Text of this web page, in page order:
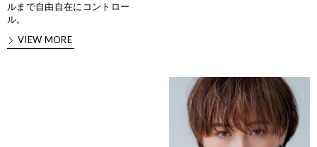
ルまで自由自在にコントロー
ル。
VIEW MORE